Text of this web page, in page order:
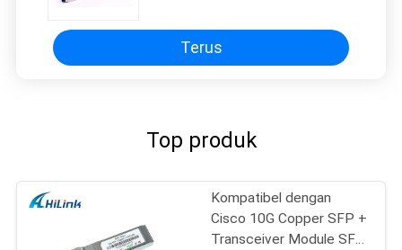
Terus
Top produk
Kompatibel dengan
Cisco 10G Copper SFP +
Transceiver Module SFP